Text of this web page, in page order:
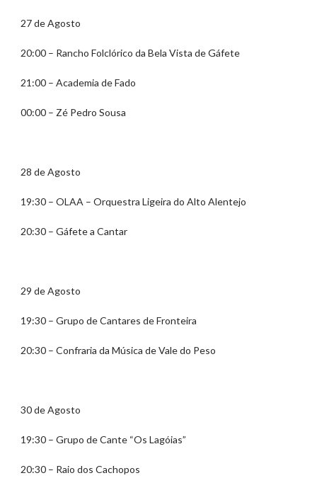
27 de Agosto
20:00 – Rancho Folclórico da Bela Vista de Gáfete
21:00 – Academia de Fado
00:00 – Zé Pedro Sousa
28 de Agosto
19:30 – OLAA – Orquestra Ligeira do Alto Alentejo
20:30 – Gáfete a Cantar
29 de Agosto
19:30 – Grupo de Cantares de Fronteira
20:30 – Confraria da Música de Vale do Peso
30 de Agosto
19:30 – Grupo de Cante “Os Lagóias”
20:30 – Raio dos Cachopos